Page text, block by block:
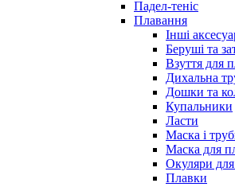
Падел-теніс
Плавання
Інші
Беруші та
Взуття для
Дихальна
Дошки та
Купальники
Ласти
Маска і
Маска для
Окуляри
Плавки